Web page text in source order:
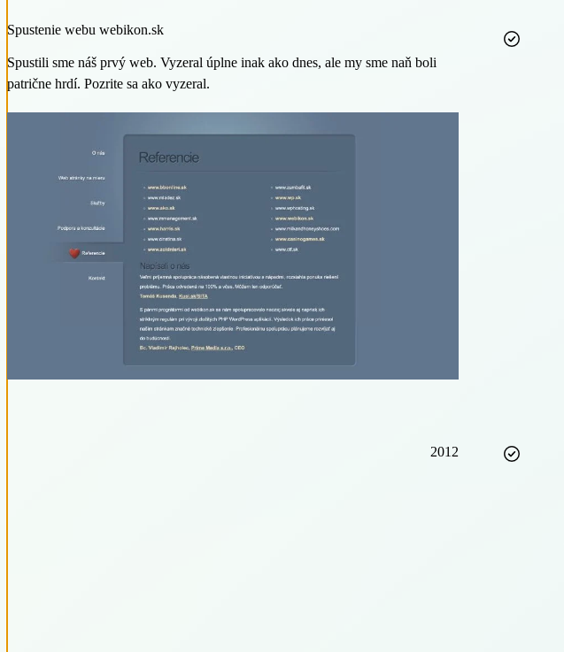
Spustenie webu webikon.sk
Spustili sme náš prvý web. Vyzeral úplne inak ako dnes, ale my sme naň boli
patrične hrdí. Pozrite sa ako vyzeral.
2012